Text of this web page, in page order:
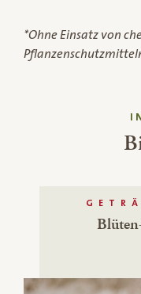
*Ohne Einsatz von